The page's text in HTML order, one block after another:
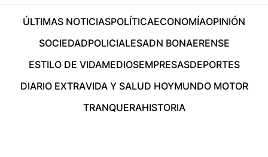
ÚLTIMAS NOTICIASPOLÍTICAECONOMÍAOPINIÓN
SOCIEDADPOLICIALESADN BONAERENSE
ESTILO DE VIDAMEDIOSEMPRESASDEPORTES
DIARIO EXTRAVIDA Y SALUD HOYMUNDO MOTOR
TRANQUERAHISTORIA